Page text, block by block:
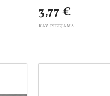
3,77 €
NAV PIEEJAMS